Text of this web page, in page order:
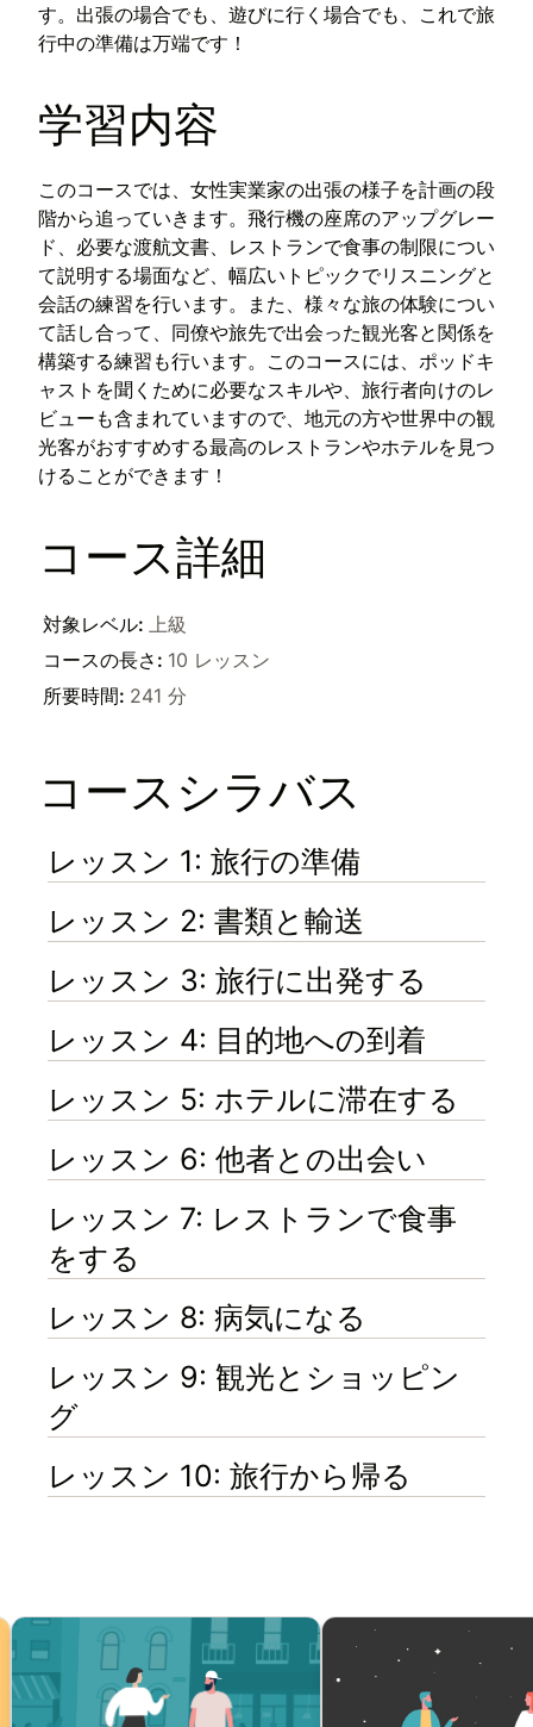
す。出張の場合でも、遊びに行く場合でも、これで旅
行中の準備は万端です！
学習内容
このコースでは、女性実業家の出張の様子を計画の段
階から追っていきます。飛行機の座席のアップグレー
ド、必要な渡航文書、レストランで食事の制限につい
て説明する場面など、幅広いトピックでリスニングと
会話の練習を行います。また、様々な旅の体験につい
て話し合って、同僚や旅先で出会った観光客と関係を
構築する練習も行います。このコースには、ポッドキ
ャストを聞くために必要なスキルや、旅行者向けのレ
ビューも含まれていますので、地元の方や世界中の観
光客がおすすめする最高のレストランやホテルを見つ
けることができます！
コース詳細
対象レベル: 上級
コースの長さ : 10 レッスン
所要時間: 241 分
コースシラバス
レッスン 1: 旅行の準備
レッスン 2: 書類と輸送
レッスン 3: 旅行に出発する
レッスン 4: 目的地への到着
レッスン 5: ホテルに滞在する
レッスン 6: 他者との出会い
レッスン 7: レストランで食事
をする
レッスン 8: 病気になる
レッスン 9: 観光とショッピン
グ
レッスン 10: 旅行から帰る